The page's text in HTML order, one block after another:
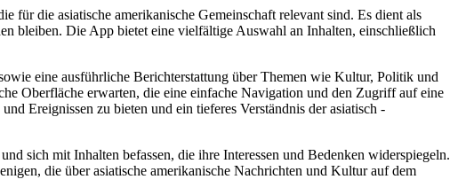
die asiatische amerikanische Gemeinschaft relevant sind. Es dient als
bleiben. Die App bietet eine vielfältige Auswahl an Inhalten, einschließlich
eine ausführliche Berichterstattung über Themen wie Kultur, Politik und
Oberfläche erwarten, die eine einfache Navigation und den Zugriff auf eine
Ereignissen zu bieten und ein tieferes Verständnis der asiatisch -
sich mit Inhalten befassen, die ihre Interessen und Bedenken widerspiegeln.
die über asiatische amerikanische Nachrichten und Kultur auf dem